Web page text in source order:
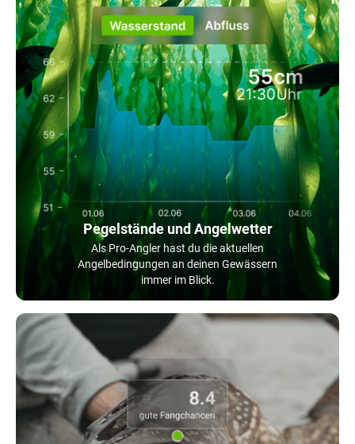
Pegelstände und Angelwetter
Als Pro-Angler hast du die aktuellen
Angelbedingungen an deinen Gewässern
immer im Blick.